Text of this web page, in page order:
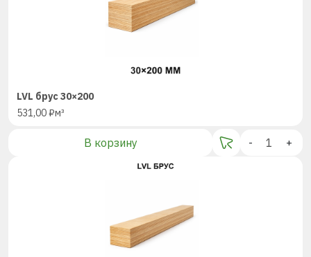
LVL брус 30×200
531,00₽м³
В корзину - +